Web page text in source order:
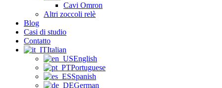
Cavi Omron
Altri zoccoli relè
Blog
Casi di studio
Contatto
Italian
English
Portuguese
Spanish
German